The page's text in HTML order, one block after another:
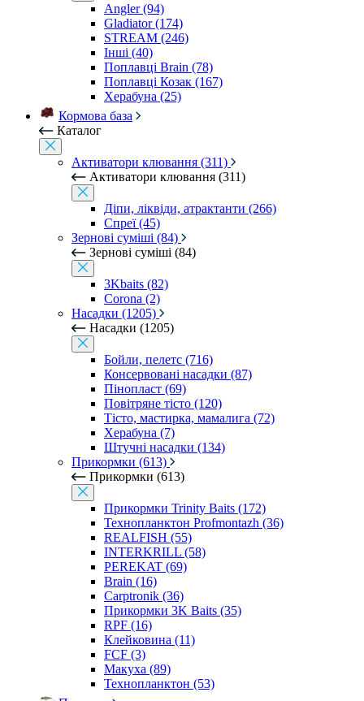
Angler (94)
Gladiator (174)
STREAM (246)
Інші (40)
Поплавці Brain (78)
Поплавці Козак (167)
Херабуна (25)
Кормова база
Каталог
Активатори клювання (311)
Активатори клювання (311)
Діпи, ліквіди, атрактанти (266)
Спреї (45)
Зернові суміші (84)
Зернові суміші (84)
3Kbaits (82)
Corona (2)
Насадки (1205)
Насадки (1205)
Бойли, пелетс (716)
Консервовані насадки (87)
Пінопласт (69)
Повітряне тісто (120)
Тісто, мастирка, мамалига (72)
Херабуна (7)
Штучні насадки (134)
Прикормки (613)
Прикормки (613)
Прикормки Trinity Baits (172)
Технопланктон Profmontazh (36)
REALFISH (55)
INTERKRILL (58)
PEREKAT (69)
Brain (16)
Carptronik (36)
Прикормки 3K Baits (35)
RPF (16)
Клейковина (11)
FCF (3)
Макуха (89)
Технопланктон (53)